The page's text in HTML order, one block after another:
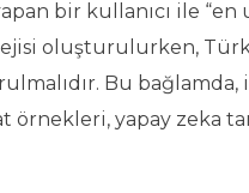
bir kullanıcı ile “en
oluşturulurken,
Bu
örnekleri, yapay zeka